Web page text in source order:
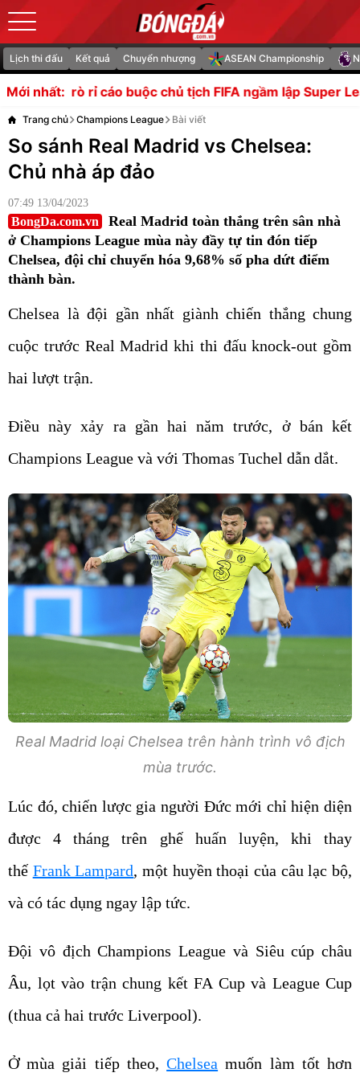
Lịch thi đấu Kết quả Chuyển nhượng ASEAN Championship
Mới nhất:
buộc chủ tịch FIFA ngầm lập Super League HLV
Trang chủ Champions League Bài viết
So sánh Real Madrid vs Chelsea:
Chủ nhà áp đảo
07:49 13/04/2023
BongDa.com.vn
Real Madrid toàn thắng trên sân nhà
ở Champions League mùa này đầy tự tin đón tiếp
Chelsea, đội chỉ chuyển hóa 9,68% số pha dứt điểm
thành bàn.
Chelsea là đội gần nhất giành chiến thắng chung
cuộc trước Real Madrid khi thi đấu knock-out gồm
hai lượt trận.
Điều này xảy ra gần hai năm trước, ở bán kết
Champions League và với Thomas Tuchel dẫn dắt.
Real Madrid loại Chelsea trên hành trình vô địch
mùa trước.
Lúc đó, chiến lược gia người Đức mới chỉ hiện diện
được 4 tháng trên ghế huấn luyện, khi thay
thế Frank Lampard, một huyền thoại của câu lạc bộ,
và có tác dụng ngay lập tức.
Đội vô địch Champions League và Siêu cúp châu
Âu, lọt vào trận chung kết FA Cup và League Cup
(thua cả hai trước Liverpool).
Ở mùa giải tiếp theo,Chelsea muốn làm tốt hơn